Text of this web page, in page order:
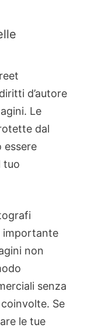
d’autore
Le
dal
essere
tuo
importante
non
senza
Se
le tue